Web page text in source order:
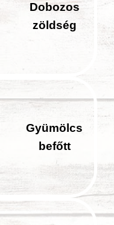
Dobozos
zöldség
Gyümölcs
befőtt